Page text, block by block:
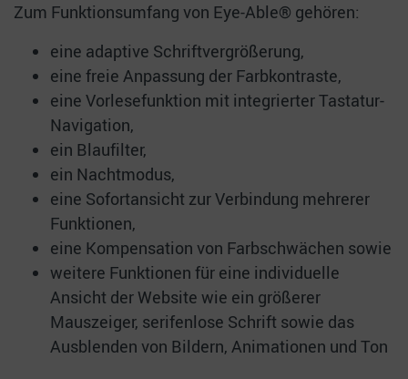
Zum Funktionsumfang von Eye-Able® gehören:
eine adaptive Schriftvergrößerung,
eine freie Anpassung der Farbkontraste,
eine Vorlesefunktion mit integrierter Tastatur-
Navigation,
ein Blaufilter,
ein Nachtmodus,
eine Sofortansicht zur Verbindung mehrerer
Funktionen,
eine Kompensation von Farbschwächen sowie
weitere Funktionen für eine individuelle
Ansicht der Website wie ein größerer
Mauszeiger, serifenlose Schrift sowie das
Ausblenden von Bildern, Animationen und Ton